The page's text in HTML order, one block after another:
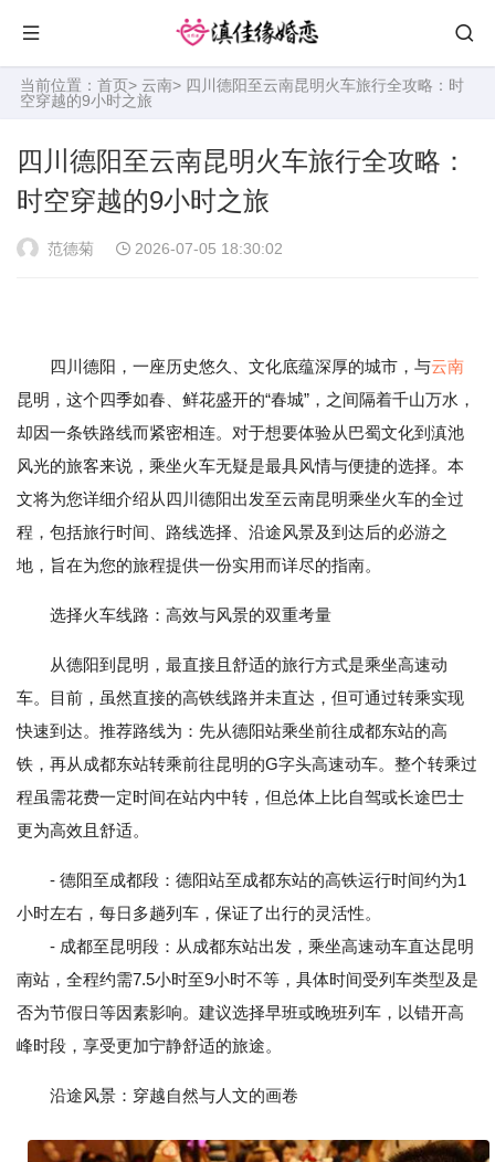
当前位置： 首页> 云南> 四川德阳至云南昆明火车旅行全攻略：时
空穿越的9小时之旅
四川德阳至云南昆明火车旅行全攻略：
时空穿越的9小时之旅
范德菊 2026-07-05 18:30:02
四川德阳，一座历史悠久、文化底蕴深厚的城市，与云南
昆明，这个四季如春、鲜花盛开的“春城”，之间隔着千山万水，
却因一条铁路线而紧密相连。对于想要体验从巴蜀文化到滇池
风光的旅客来说，乘坐火车无疑是最具风情与便捷的选择。本
文将为您详细介绍从四川德阳出发至云南昆明乘坐火车的全过
程，包括旅行时间、路线选择、沿途风景及到达后的必游之
地，旨在为您的旅程提供一份实用而详尽的指南。
选择火车线路：高效与风景的双重考量
从德阳到昆明，最直接且舒适的旅行方式是乘坐高速动
车。目前，虽然直接的高铁线路并未直达，但可通过转乘实现
快速到达。推荐路线为：先从德阳站乘坐前往成都东站的高
铁，再从成都东站转乘前往昆明的G字头高速动车。整个转乘过
程虽需花费一定时间在站内中转，但总体上比自驾或长途巴士
更为高效且舒适。
- 德阳至成都段：德阳站至成都东站的高铁运行时间约为1
小时左右，每日多趟列车，保证了出行的灵活性。
- 成都至昆明段：从成都东站出发，乘坐高速动车直达昆明
南站，全程约需7.5小时至9小时不等，具体时间受列车类型及是
否为节假日等因素影响。建议选择早班或晚班列车，以错开高
峰时段，享受更加宁静舒适的旅途。
沿途风景：穿越自然与人文的画卷